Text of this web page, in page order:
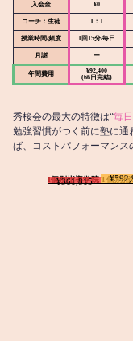
入会金 ¥0
コーチ：生徒 1：1
授業時間/頻度 1回15分/毎日
月謝 ー
年間費用
¥92,400
(66日完結)
秀桜会の最大の特徴は“毎
勉強習慣がつく前に塾に
ば、コストパフォーマンス
I個別指導学院
¥361,815 T個別指